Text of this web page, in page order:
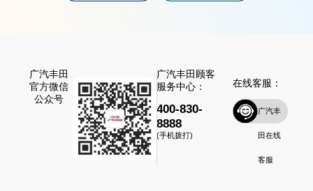
广汽丰田
官方微信
公众号
广汽丰田顾客
服务中心：
400-830-
8888
(手机拨打)
在线客服：
广汽丰
田在线
客服